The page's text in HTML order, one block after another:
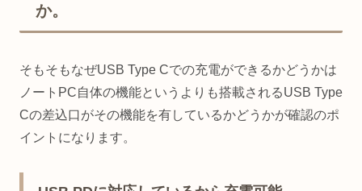
か。
そもそもなぜUSB Type Cでの充電ができるかどうかは
ノートPC自体の機能というよりも搭載されるUSB Type
Cの差込口がその機能を有しているかどうかが確認のポ
イントになります。